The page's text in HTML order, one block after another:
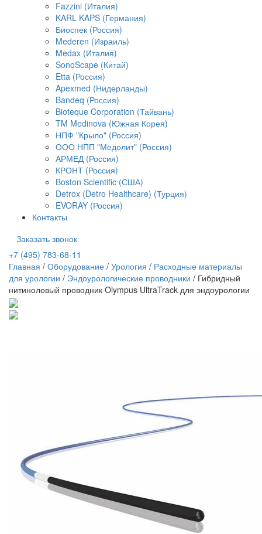
Fazzini (Италия)
KARL KAPS (Германия)
Биоспек (Россия)
Mederen (Израиль)
Medax (Италия)
SonoScape (Китай)
Etta (Россия)
Apexmed (Нидерланды)
Bandeq (Россия)
Bioteque Corporation (Тайвань)
TM Medinova (Южная Корея)
НПФ "Крыло" (Россия)
ООО НПП "Медолит" (Россия)
АРМЕД (Россия)
КРОНТ (Россия)
Boston Scientific (США)
Detrox (Detro Healthcare) (Турция)
EVORAY (Россия)
Контакты
Заказать звонок
+7 (495) 783-68-11
Главная / Оборудование / Урология / Расходные материалы
для урологии / Эндоурологические проводники / Гибридный
нитиноловый проводник Olympus UltraTrack для эндоурологии